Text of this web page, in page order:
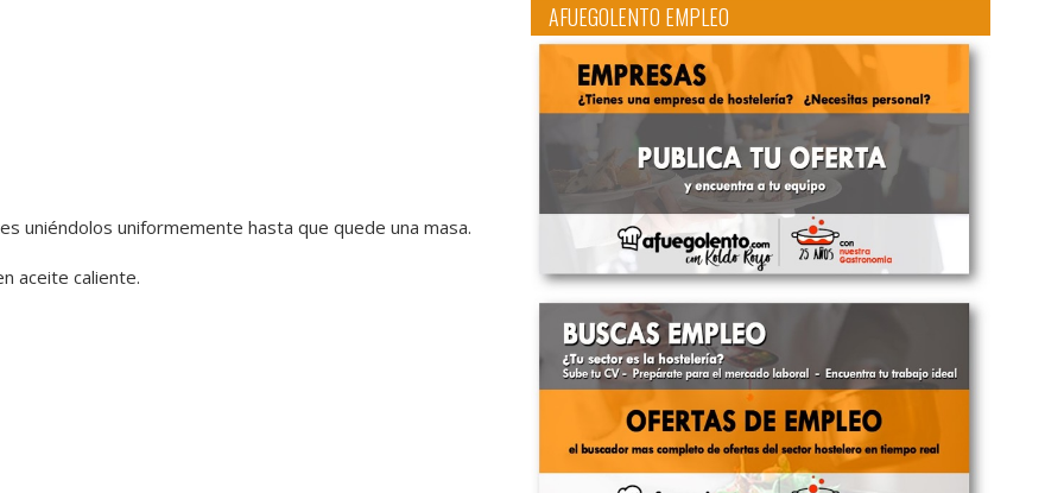
uniéndolos uniformemente hasta que quede una masa.
aceite caliente.
AFUEGOLENTO EMPLEO